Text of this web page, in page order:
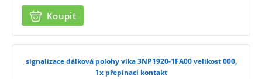
Koupit
signalizace dálková polohy víka 3NP1920-1FA00 velikost 000,
1x přepínací kontakt